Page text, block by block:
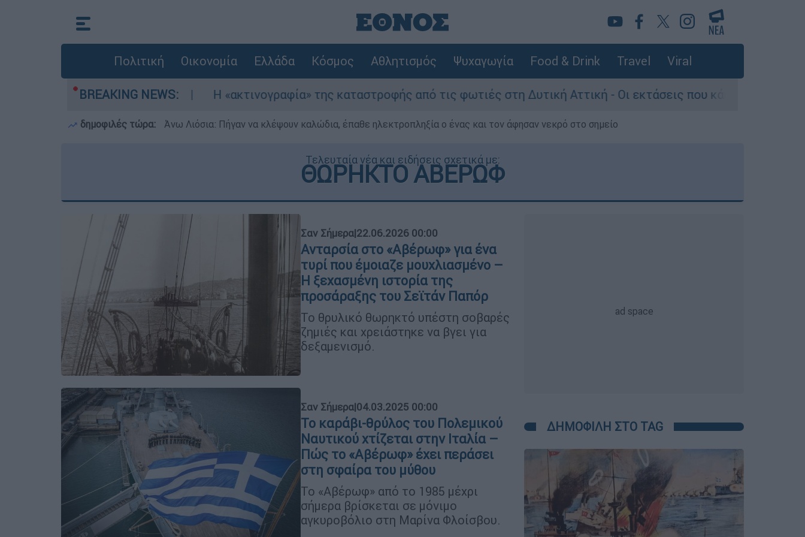
Πολιτική Οικονομία Ελλάδα Κόσμος Αθλητισμός Ψυχαγωγία Food & Drink Travel Viral
BREAKING NEWS:
αεροσκάφη Η «ακτινογραφία» της καταστροφής από τις φωτιές στη Δυτική Αττική - Οι εκτάσεις που κάηκαν και η επόμενη μέρα
δημοφιλές τώρα: Άνω Λιόσια: Πήγαν να κλέψουν καλώδια, έπαθε ηλεκτροπληξία ο ένας και τον άφησαν νεκρό στο σημείο
Τελευταία νέα και ειδήσεις σχετικά με:
ΘΩΡΗΚΤΟ ΑΒΕΡΩΦ
Σαν Σήμερα|22.06.2026 00:00
Ανταρσία στο «Αβέρωφ» για ένα
τυρί που έμοιαζε μουχλιασμένο –
Η ξεχασμένη ιστορία της
προσάραξης του Σεϊτάν Παπόρ
Το θρυλικό θωρηκτό υπέστη σοβαρές
ζημιές και χρειάστηκε να βγει για
δεξαμενισμό.
Σαν Σήμερα|04.03.2025 00:00
Το καράβι-θρύλος του Πολεμικού
Ναυτικού χτίζεται στην Ιταλία –
Πώς το «Αβέρωφ» έχει περάσει
στη σφαίρα του μύθου
To «Αβέρωφ» από το 1985 μέχρι
σήμερα βρίσκεται σε μόνιμο
αγκυροβόλιο στη Μαρίνα Φλοίσβου.
ΔΗΜΟΦΙΛΗ ΣΤΟ TAG